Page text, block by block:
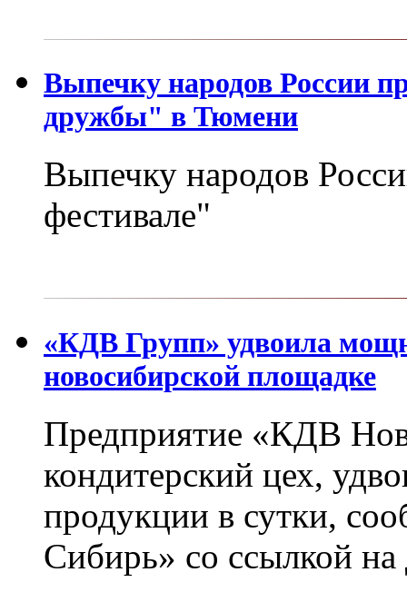
Выпечку народов России
дружбы" в Тюмени
Выпечку народов
фестивале"
«КДВ Групп» удвоила
новосибирской площадке
Предприятие «КДВ
кондитерский цех,
продукции в сутки,
Сибирь» со ссылкой